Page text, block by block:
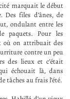
marquait le début
Des files d’ânes, de
ondulant entre les
paquets. Pour les
où on attribuait des
contre un peu
des lieux et c’était
échouait là, dans
tâches au frais l’été.